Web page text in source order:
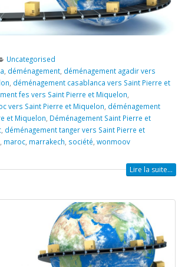
Uncategorised
déménagement, déménagement agadir vers
déménagement casablanca vers Saint Pierre et
fes vers Saint Pierre et Miquelon
vers Saint Pierre et Miquelon déménagement
et Miquelon Déménagement Saint Pierre et
déménagement tanger vers Saint Pierre et
maroc marrakech société wonmoov
Lire la suite...